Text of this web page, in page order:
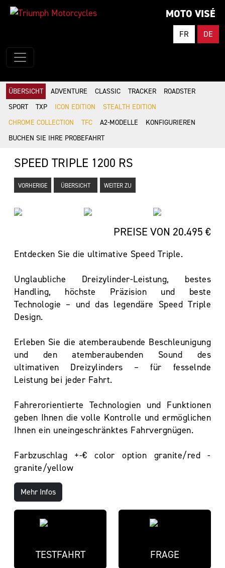
MOTO VISÉ
FR DE
ÜBERSICHT ADVENTURE CLASSIC TRACKER
ROADSTER
SPORT
TXP ICON EDITION
STEALTH EDITION
CHROME COLLECTION
TFC A2-MODELLE
KONFIGURIEREN
BUCHEN SIE IHRE PROBEFAHRT
SPEED TRIPLE 1200 RS
VORHERIGE ÜBERSICHT WEITER ZU
PREISE VON 20.495 €
Entdecken Sie die ultimative Speed Triple.
Unglaubliche Dreizylinder-Leistung, bestes
Handling, höchste Präzision und beste
Technologie – und das legendäre Speed Triple
Design.
Erleben Sie die atemberaubende Beschleunigung
und den atemberaubenden Sound des
ultimativen Dreizylinders – für fesselnde
Leistung bei jeder Fahrt.
Fahrerorientierte Technologien und Funktionen
geben Ihnen die volle Kontrolle und ermöglichen
Ihnen ein uneingeschränktes Fahrvergnügen.
Farbzuschlag +-€ color option granite/red -
granite/yellow
Mehr Infos
TESTFAHRT FRAGE